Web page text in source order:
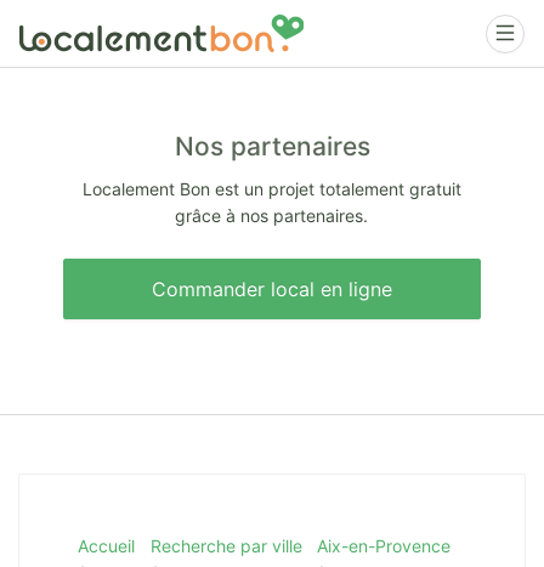
Nos partenaires
Localement Bon est un projet totalement gratuit
grâce à nos partenaires.
Commander local en ligne
Accueil Recherche par ville Aix-en-Provence